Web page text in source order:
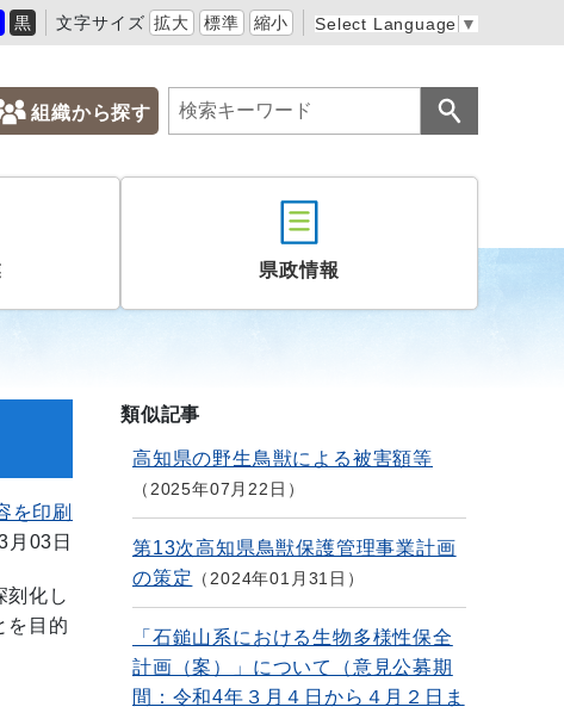
黒 文字サイズ 拡大 標準 縮小 Select Language ▼
組織から探す
県政情報
を印刷
月03日
刻化し
を目的
類似記事
高知県の野生鳥獣による被害額等
2025年07月22日
第13次高知県鳥獣保護管理事業計画
の策定
2024年01月31日
「石鎚山系における生物多様性保全
計画（案）」について（意見公募期
間：令和4年３月４日から４月２日ま